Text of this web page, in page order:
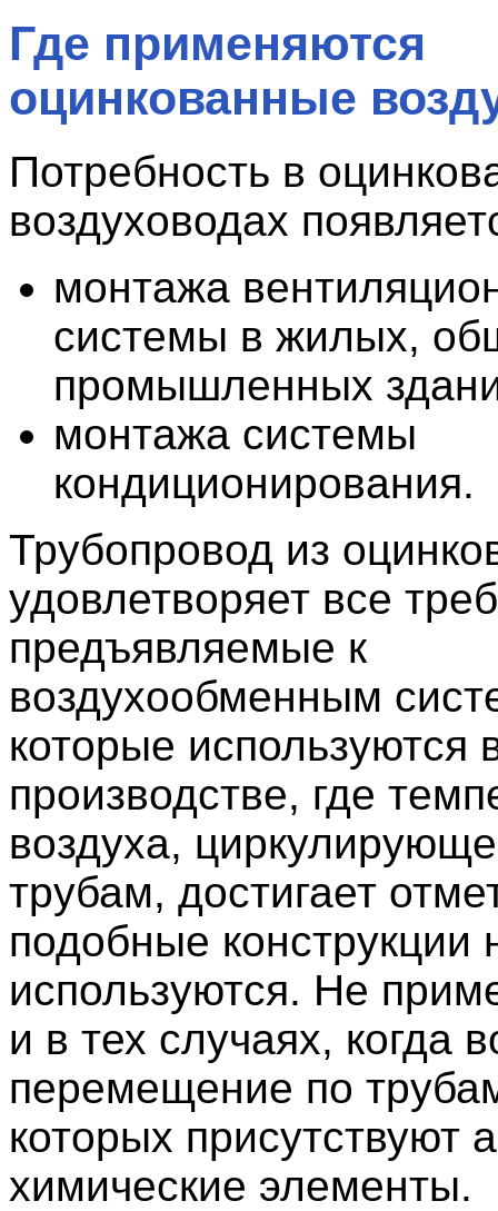
Где применяются
оцинкованные
Потребность в
воздуховодах
монтажа
системы в жилых,
промышленных
монтажа системы
кондиционирования.
Трубопровод из
удовлетворяет все
предъявляемые к
воздухообменным
которые используются
производстве, где
воздуха,
трубам, достигает
подобные конструкции
используются. Не
и в тех случаях, когда
перемещение по
которых присутствуют
химические элементы.